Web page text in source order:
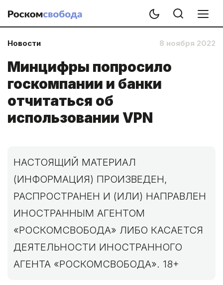
Новости 8 ноября 2022
Минцифры попросило
госкомпании и банки
отчитаться об
использовании VPN
НАСТОЯЩИЙ МАТЕРИАЛ
(ИНФОРМАЦИЯ) ПРОИЗВЕДЕН,
РАСПРОСТРАНЕН И (ИЛИ) НАПРАВЛЕН
ИНОСТРАННЫМ АГЕНТОМ
«РОСКОМСВОБОДА» ЛИБО КАСАЕТСЯ
ДЕЯТЕЛЬНОСТИ ИНОСТРАННОГО
АГЕНТА «РОСКОМСВОБОДА». 18+